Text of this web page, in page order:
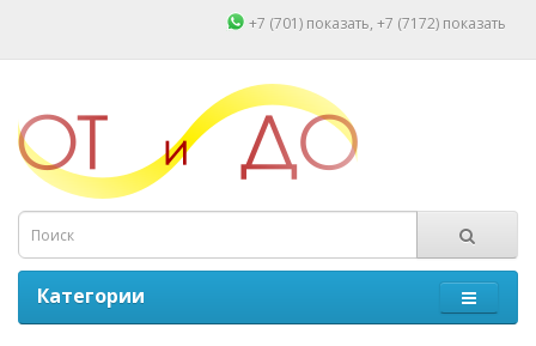
+7 (701) показать, +7 (7172) показать
Категории